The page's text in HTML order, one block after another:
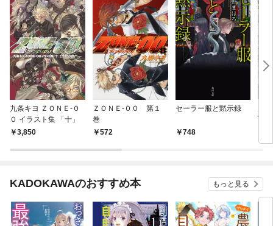
九条キヨ ＺＯＮＥ‐０
０ イラスト集 「十」
3,850
ＺＯＮＥ‐００ 第１
巻
572
セーラー服と黙示録
748
KADOKAWAのおすすめ本 もっと見る